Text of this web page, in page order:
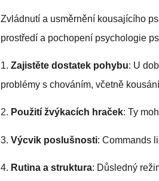
Zvládnutí a usměrnění kousajícího
prostředí a pochopení psychologie
1.Zajistěte dostatek pohybu: U
problémy s chováním, včetně
2. Použití žvýkacích hraček: Ty
3.Výcvik poslušnosti: Commands
4. Rutina a struktura: Důsledný